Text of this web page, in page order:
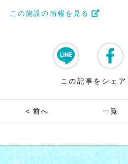
この施設の情報を見る
この記事をシェア
< 前へ 一覧